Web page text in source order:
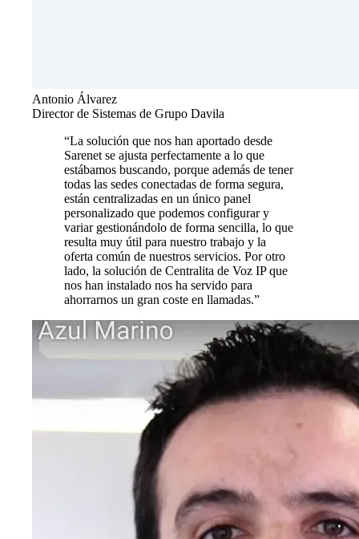
Antonio Álvarez
Director de Sistemas de Grupo Davila
“La solución que nos han aportado desde
Sarenet se ajusta perfectamente a lo que
estábamos buscando, porque además de tener
todas las sedes conectadas de forma segura,
están centralizadas en un único panel
personalizado que podemos configurar y
variar gestionándolo de forma sencilla, lo que
resulta muy útil para nuestro trabajo y la
oferta común de nuestros servicios. Por otro
lado, la solución de Centralita de Voz IP que
nos han instalado nos ha servido para
ahorrarnos un gran coste en llamadas.”